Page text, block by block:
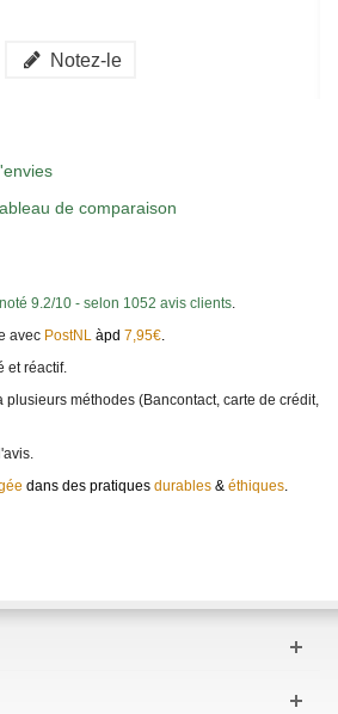
Notez-le
de comparaison
9.2/10 - selon 1052 avis clients.
avec PostNL àpd 7,95€.
et réactif.
plusieurs méthodes (Bancontact, carte de crédit,
dans des pratiques durables & éthiques.